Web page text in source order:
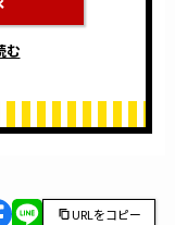
む
URLをコピー